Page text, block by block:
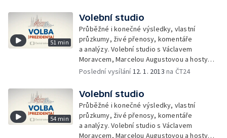
51 min
Volební studio
Průběžné i konečné výsledky, vlastní
průzkumy, živé přenosy, komentáře
a analýzy. Volební studio s Václavem
Moravcem, Marcelou Augustovou a hosty
z řad politiků, sympatizantů, sociologů,
Poslední vysílání12. 1. 2013 na ČT24
54 min
Volební studio
Průběžné i konečné výsledky, vlastní
průzkumy, živé přenosy, komentáře
a analýzy. Volební studio s Václavem
Moravcem, Marcelou Augustovou a hosty